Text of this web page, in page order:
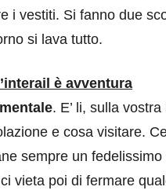
i vestiti. Si fanno due
si lava tutto.
è avventura
. E’ li, sulla
e cosa visitare.
sempre un
vieta poi di fermare